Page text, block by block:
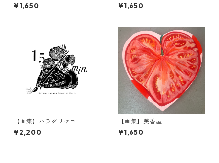
¥1,650 ¥1,650
【画集】ハラダリヤコ
¥2,200
【画集】美香屋
¥1,650